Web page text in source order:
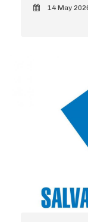
14 May